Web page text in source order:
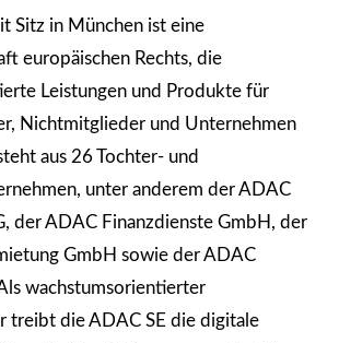
Sitz in München ist eine
europäischen Rechts, die
Leistungen und Produkte für
Nichtmitglieder und Unternehmen
aus 26 Tochter- und
unter anderem der ADAC
der ADAC Finanzdienste GmbH, der
GmbH sowie der ADAC
wachstumsorientierter
treibt die ADAC SE die digitale